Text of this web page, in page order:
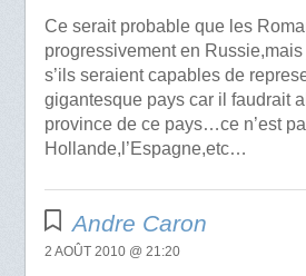
Ce serait probable que les
progressivement en
s’ils seraient capables de
gigantesque pays car il faudrait
province de ce pays…ce n’est
Hollande,l’Espagne,etc…
Andre Caron
2 AOÛT 2010 @ 21:20